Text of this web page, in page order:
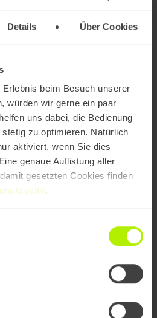
Details Über Cookies
beim Besuch unserer
würden wir gerne ein paar
uns dabei, die Bedienung
zu optimieren. Natürlich
aktiviert, wenn Sie dies
genaue Auflistung aller
gesetzten Cookies finden
Was der
für die Shopping-